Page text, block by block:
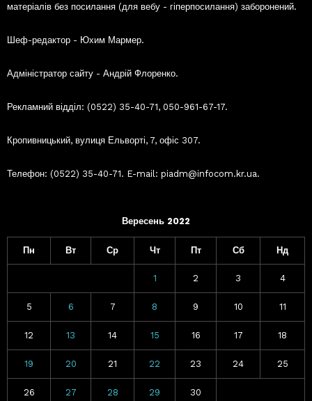
матеріалів без посилання (для вебу - гіперпосилання) заборонений.
Шеф-редактор - Юхим Мармер.
Адміністратор сайту - Андрій Флоренко.
Рекламний відділ: (0522) 35-40-71, 050-961-67-17.
Кропивницький, вулиця Ельворті, 7, офіс 307.
Телефон: (0522) 35-40-71. E-mail: piadm@infocom.kr.ua.
Вересень 2022
Пн Вт Ср Чт Пт Сб Нд
1 2 3 4
5 6 7 8 9 10 11
12 13 14 15 16 17 18
19 20 21 22 23 24 25
26 27 28 29 30